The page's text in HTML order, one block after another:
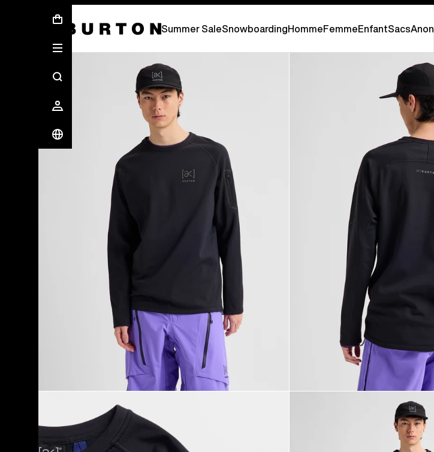
Summer SaleSnowboardingHommeFemmeEnfantSacsAnon
Les experts Burton vous expliquent tout